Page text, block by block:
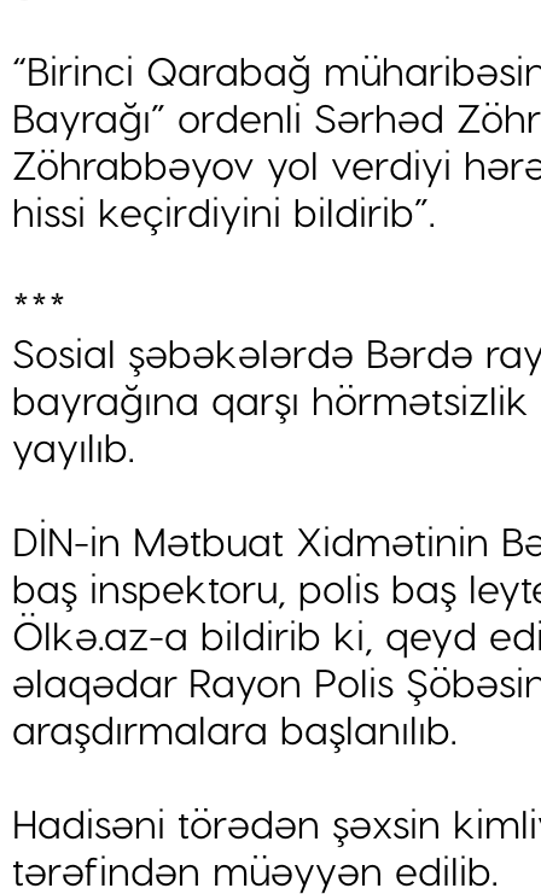
“Birinci Qarabağ
Bayrağı” ordenli Sərhəd
Zöhrabbəyov yol verdiyi
hissi keçirdiyini bildirib”.
***
Sosial şəbəkələrdə Bərdə
bayrağına qarşı
yayılıb.
DİN-in Mətbuat Xidmətinin
baş inspektoru, polis baş
Ölkə.az-a bildirib ki, qeyd
əlaqədar Rayon Polis
araşdırmalara başlanılıb.
Hadisəni törədən şəxsin
tərəfindən müəyyən edilib.